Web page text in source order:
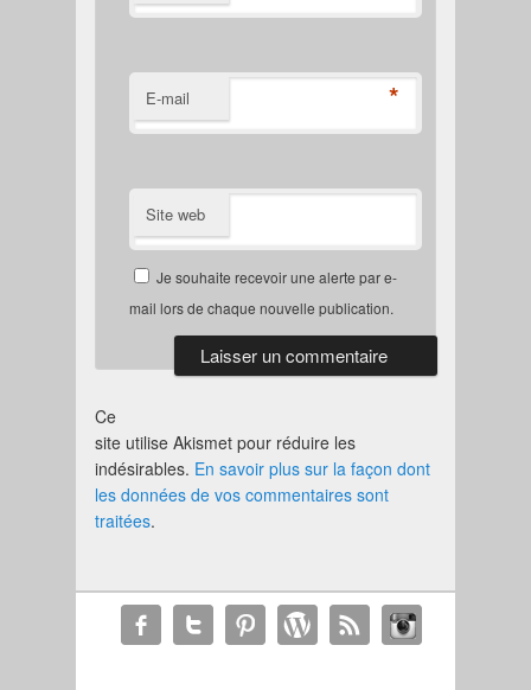
E-mail *
Site web
Je souhaite recevoir une alerte par e-
mail lors de chaque nouvelle publication.
Ce
site utilise Akismet pour réduire les
indésirables. En savoir plus sur la façon dont
les données de vos commentaires sont
traitées.